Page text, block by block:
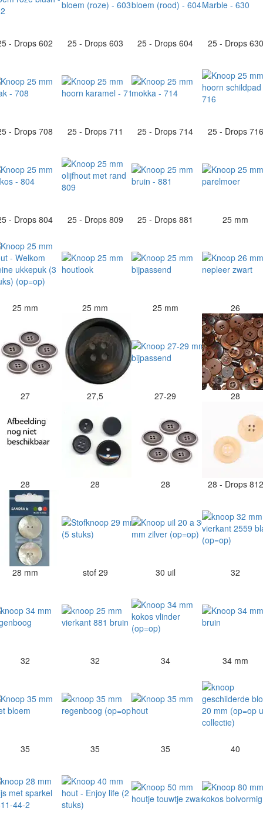
- Drops 602 25 - Drops 603 25 - Drops 604 25 - Drops
- Drops 708 25 - Drops 711 25 - Drops 714 25 - Drops
- Drops 804 25 - Drops 809 25 - Drops 881 25 mm
25 mm 25 mm 25 mm 26
27 27,5 27-29 28
28 28 28 28 - Drops
28 mm stof 29 30 uil 32
32 32 34 34 mm
35 35 35 40